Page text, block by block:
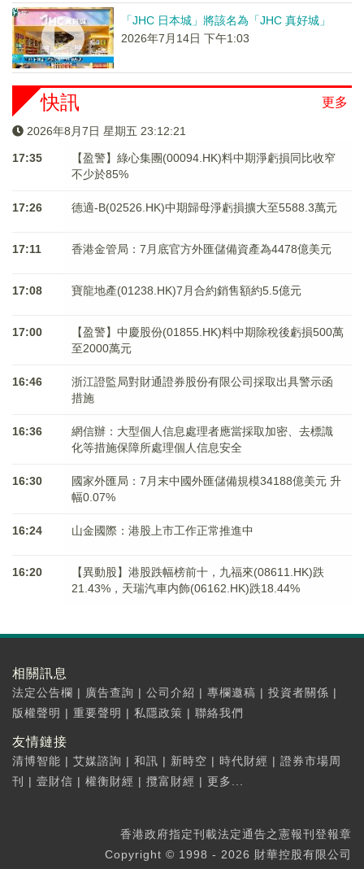
「JHC 日本城」將該名為「JHC 真好城」
2026年7月14日 下午1:03
更多
快訊
2026年8月7日 星期五 23:12:22
17:35
【盈警】綠心集團(00094.HK)料中期淨虧損同比收窄
不少於85%
17:26 德適-B(02526.HK)中期歸母淨虧損擴大至5588.3萬元
17:11 香港金管局：7月底官方外匯儲備資產為4478億美元
17:08 寶龍地產(01238.HK)7月合約銷售額約5.5億元
17:00
【盈警】中慶股份(01855.HK)料中期除稅後虧損500萬
至2000萬元
16:46
浙江證監局對財通證券股份有限公司採取出具警示函
措施
16:36
網信辦：大型個人信息處理者應當採取加密、去標識
化等措施保障所處理個人信息安全
16:30
國家外匯局：7月末中國外匯儲備規模34188億美元 升
幅0.07%
16:24 山金國際：港股上市工作正常推進中
16:20
【異動股】港股跌幅榜前十，九福來(08611.HK)跌
21.43%，天瑞汽車内飾(06162.HK)跌18.44%
相關訊息
法定公告欄 | 廣告查詢 | 公司介紹 | 專欄邀稿 | 投資者關係 |
版權聲明 | 重要聲明 | 私隱政策 | 聯絡我們
友情鏈接
清博智能 | 艾媒諮詢 | 和訊 | 新時空 | 時代財經 | 證券市場周
刊
| 壹財信 | 權衡財經 | 攬富財經 | 更多...
香港政府指定刊載法定通告之憲報刊登報章
Copyright © 1998 - 2026 財華控股有限公司